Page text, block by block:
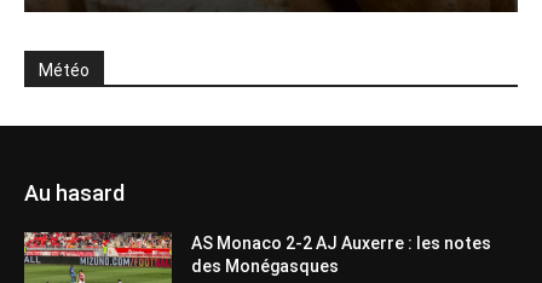
Météo
Au hasard
AS Monaco 2-2 AJ Auxerre : les notes
des Monégasques